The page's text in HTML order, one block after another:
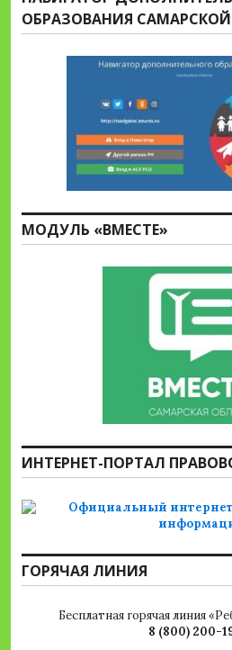
ОБРАЗОВАНИЯ
МОДУЛЬ «ВМЕСТЕ»
ИНТЕРНЕТ-ПОРТАЛ
ГОРЯЧАЯ ЛИНИЯ
Бесплатная горячая линия
8 (800) 200-